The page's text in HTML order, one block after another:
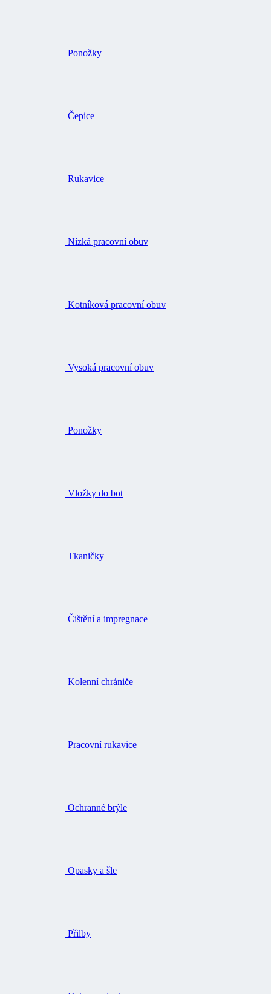
Ponožky
Čepice
Rukavice
Nízká pracovní obuv
Kotníková pracovní obuv
Vysoká pracovní obuv
Ponožky
Vložky do bot
Tkaničky
Čištění a impregnace
Kolenní chrániče
Pracovní rukavice
Ochranné brýle
Opasky a šle
Přilby